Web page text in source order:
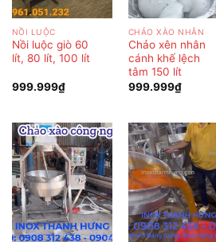
NỒI LUỘC
Nồi luộc giò 60
lít, 80 lít, 100 lít
999.999₫
CHẢO XÀO NHÂN
Chảo xên nhân
cánh khế lệch
tâm 150 lít
999.999₫